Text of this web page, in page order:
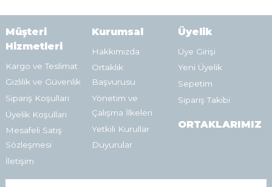
Müşteri
Hizmetleri
Kargo ve Teslimat
Gizlilik ve Güvenlik
Sipariş Koşulları
Üyelik Koşulları
Mesafeli Satış
Sözleşmesi
İletişim
Kurumsal
Hakkımızda
Ortaklık
Başvurusu
Yönetim ve
Çalışma İlkeleri
Yetkili Kurullar
Duyurular
Üyelik
Üye Girişi
Yeni Üyelik
Sepetim
Sipariş Takibi
ORTAKLARIMIZ